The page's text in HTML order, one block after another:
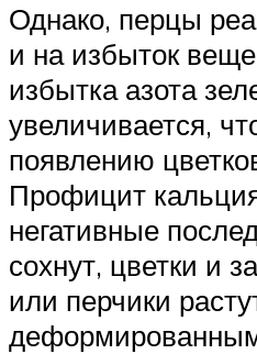
Однако, перцы
и на избыток
избытка азота
увеличивается,
появлению
Профицит
негативные
сохнут, цветки и
или перчики